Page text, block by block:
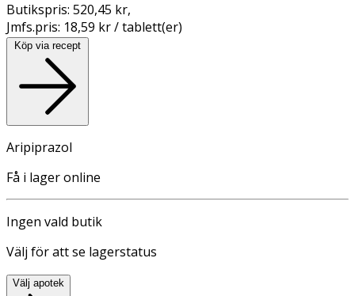
Butikspris: 520,45 kr,
Jmfs.pris: 18,59 kr / tablett(er)
Köp via recept
Aripiprazol
Få i lager online
Ingen vald butik
Välj för att se lagerstatus
Välj apotek